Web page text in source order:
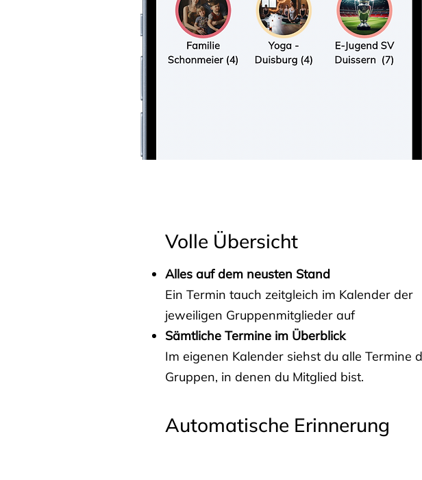
Volle Übersicht
Alles auf dem neusten Stand
Ein Termin tauch zeitgleich im Kalender der
jeweiligen Gruppenmitglieder auf
Sämtliche Termine im Überblick
Im eigenen Kalender siehst du alle Termine
Gruppen, in denen du Mitglied bist.
Automatische Erinnerung